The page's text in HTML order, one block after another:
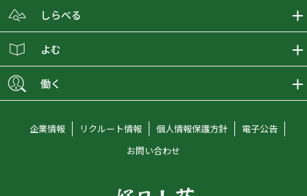
取り扱いブランド一覧
ショップブログ
会員募集
おとな女子登山部
グラビティリサーチ
しらべる
登山レポート
オンラインコンシェルジュ
よむ
好日山荘マガジン
働く
企業情報 リクルート情報 個人情報保護方針
電子公告
お問い合わせ